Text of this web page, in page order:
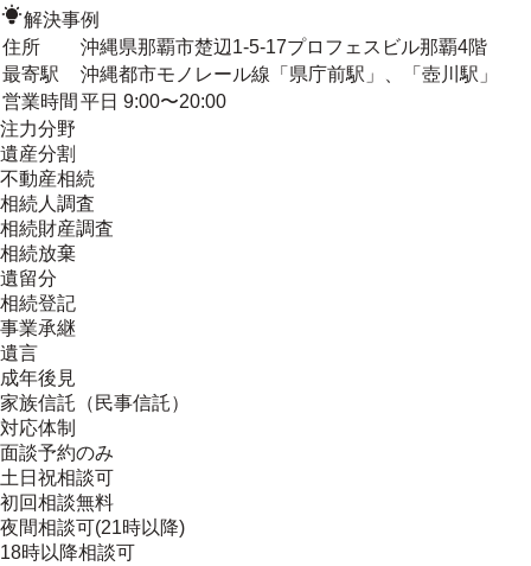
解決事例
住所
沖縄県那覇市楚辺1-5-17プロフェスビル那覇4階
最寄駅
沖縄都市モノレール線「県庁前駅」、「壺川駅」
営業時間 平日 9:00〜20:00
注力分野
遺産分割
不動産相続
相続人調査
相続財産調査
相続放棄
遺留分
相続登記
事業承継
遺言
成年後見
家族信託（民事信託）
対応体制
面談予約のみ
土日祝相談可
初回相談無料
夜間相談可(21時以降)
18時以降相談可